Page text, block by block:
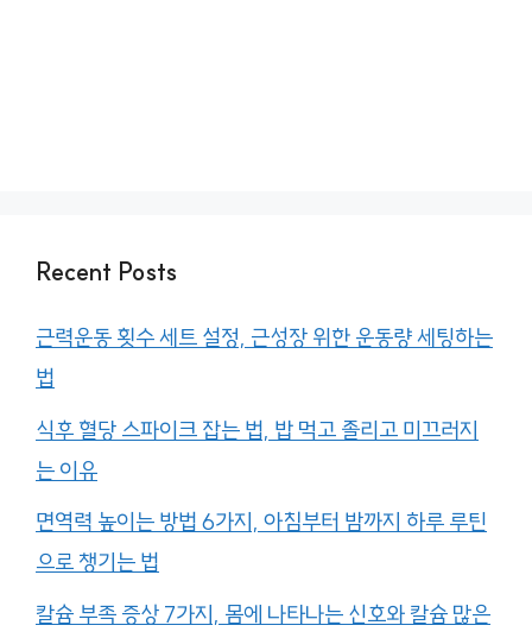
Recent Posts
근력운동 횟수 세트 설정, 근성장 위한 운동량 세팅하는
법
식후 혈당 스파이크 잡는 법, 밥 먹고 졸리고 미끄러지
는 이유
면역력 높이는 방법 6가지, 아침부터 밤까지 하루 루틴
으로 챙기는 법
칼슘 부족 증상 7가지, 몸에 나타나는 신호와 칼슘 많은